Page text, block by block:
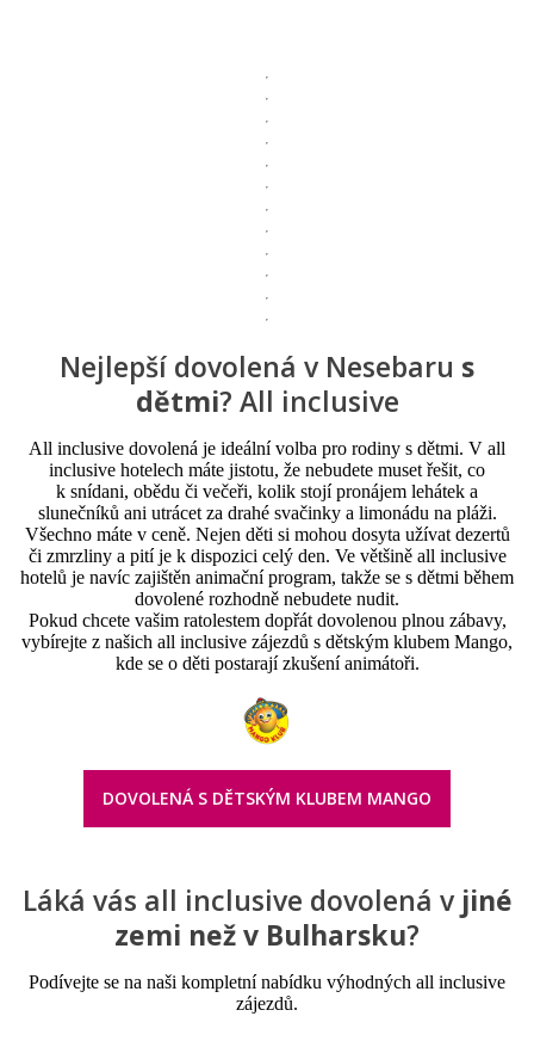
Nejlepší dovolená v Nesebaru s
dětmi? All inclusive
All inclusive dovolená je ideální volba pro rodiny s dětmi. V all
inclusive hotelech máte jistotu, že nebudete muset řešit, co
k snídani, obědu či večeři, kolik stojí pronájem lehátek a
slunečníků ani utrácet za drahé svačinky a limonádu na pláži.
Všechno máte v ceně. Nejen děti si mohou dosyta užívat dezertů
či zmrzliny a pití je k dispozici celý den. Ve většině all inclusive
hotelů je navíc zajištěn animační program, takže se s dětmi během
dovolené rozhodně nebudete nudit.
Pokud chcete vašim ratolestem dopřát dovolenou plnou zábavy,
vybírejte z našich all inclusive zájezdů s dětským klubem Mango,
kde se o děti postarají zkušení animátoři.
DOVOLENÁ S DĚTSKÝM KLUBEM MANGO
Láká vás all inclusive dovolená vjiné
zemi než v Bulharsku?
Podívejte se na naši kompletní nabídku výhodných all inclusive
zájezdů.